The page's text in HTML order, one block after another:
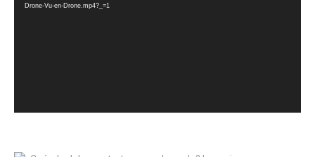
Drone-Vu-en-Drone.mp4?_=1